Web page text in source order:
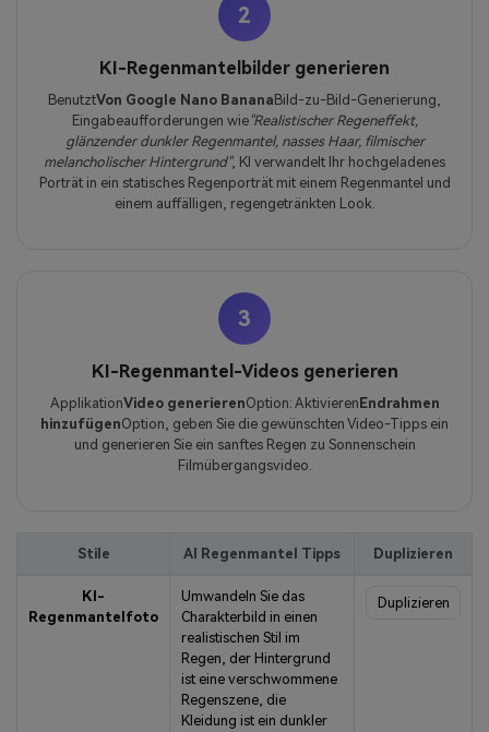
2
KI-Regenmantelbilder generieren
BenutztVon Google Nano BananaBild-zu-Bild-Generierung,
Eingabeaufforderungen wie"Realistischer Regeneffekt,
glänzender dunkler Regenmantel, nasses Haar, filmischer
melancholischer Hintergrund", KI verwandelt Ihr hochgeladenes
Porträt in ein statisches Regenporträt mit einem Regenmantel und
einem auffälligen, regengetränkten Look.
3
KI-Regenmantel-Videos generieren
ApplikationVideo generierenOption: Aktivieren Endrahmen
hinzufügenOption, geben Sie die gewünschten Video-Tipps ein
und generieren Sie ein sanftes Regen zu Sonnenschein
Filmübergangsvideo.
Stile AI Regenmantel Tipps Duplizieren
KI-
Regenmantelfoto
Umwandeln Sie das
Charakterbild in einen
realistischen Stil im
Regen, der Hintergrund
ist eine verschwommene
Regenszene, die
Kleidung ist ein dunkler
Duplizieren